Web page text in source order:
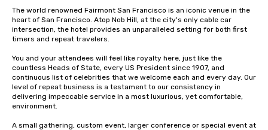
The world renowned Fairmont San Francisco is an iconic venue in the
heart of San Francisco. Atop Nob Hill, at the city's only cable car
intersection, the hotel provides an unparalleled setting for both first
timers and repeat travelers.
You and your attendees will feel like royalty here, just like the
countless Heads of State, every US President since 1907, and
continuous list of celebrities that we welcome each and every day. Our
level of repeat business is a testament to our consistency in
delivering impeccable service in a most luxurious, yet comfortable,
environment.
A small gathering, custom event, larger conference or special event at